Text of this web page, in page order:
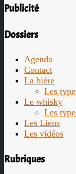
Publicité
Dossiers
Agenda
Contact
La bière
Les
Le whisky
Les
Les Liens
Les vidéos
Rubriques